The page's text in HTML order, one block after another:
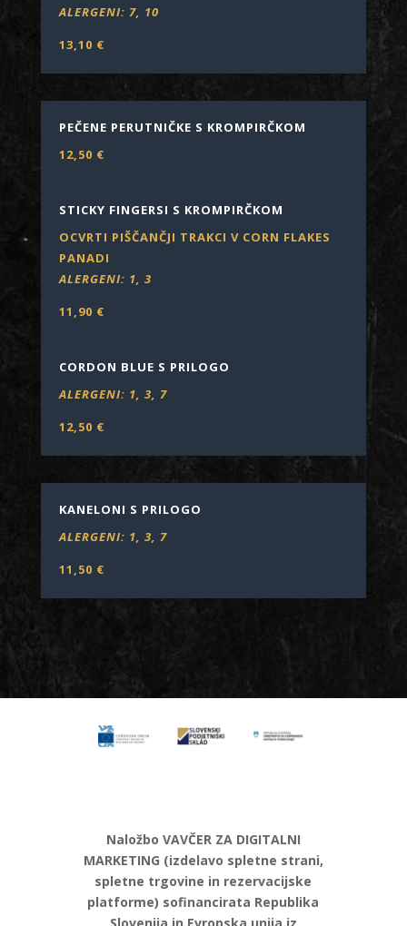
ALERGENI: 7, 10
13,10 €
PEČENE PERUTNIČKE S KROMPIRČKOM
12,50 €
STICKY FINGERSI S KROMPIRČKOM
OCVRTI PIŠČANČJI TRAKCI V CORN FLAKES
PANADI
ALERGENI: 1, 3
11,90 €
CORDON BLUE S PRILOGO
ALERGENI: 1, 3, 7
12,50 €
KANELONI S PRILOGO
ALERGENI: 1, 3, 7
11,50 €
Naložbo VAVČER ZA DIGITALNI
MARKETING (izdelavo spletne strani,
spletne trgovine in rezervacijske
platforme) sofinancirata Republika